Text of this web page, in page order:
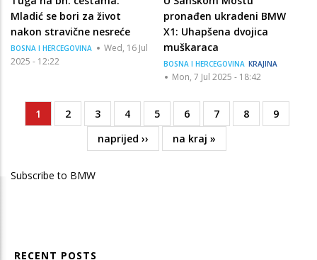
Mladić se bori za život
nakon stravične nesreće
BOSNA I HERCEGOVINA
Wed, 16 Jul
2025 - 12:22
pronađen ukradeni BMW
X1: Uhapšena dvojica
muškaraca
BOSNA I HERCEGOVINA KRAJINA
Mon, 7 Jul 2025 - 18:42
Pagination
Current
page
1 Page
2 Page
3 Page
4 Page
5 Page
6 Page
7 Page
8 Page
9
Next
page
naprijed ››
Last
page
na kraj »
Subscribe to BMW
RECENT POSTS